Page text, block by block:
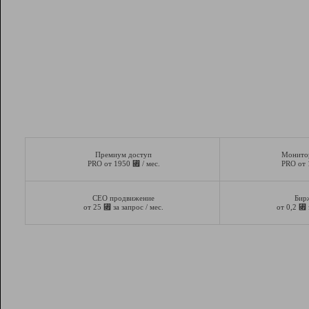
Премиум доступ
PRO от 1950 ⃏ / мес.
PRO
СЕО продвижение
от 25 ⃏ за запрос / мес.
от 0,2 ⃏